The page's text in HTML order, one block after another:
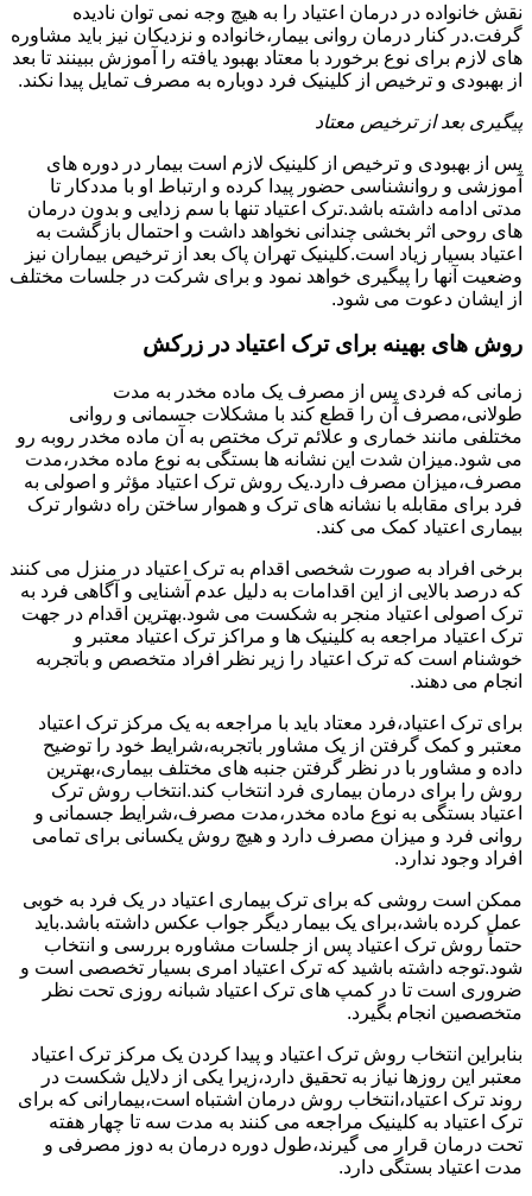
نقش خانواده در درمان اعتیاد را به هیچ وجه نمی توان نادیده
گرفت.در کنار درمان روانی بیمار،خانواده و نزدیکان نیز باید مشاوره
های لازم برای نوع برخورد با معتاد بهبود یافته را آموزش ببینند تا بعد
از بهبودی و ترخیص از کلینیک فرد دوباره به مصرف تمایل پیدا نکند.
پیگیری بعد از ترخیص معتاد
پس از بهبودی و ترخیص از کلینیک لازم است بیمار در دوره های
آموزشی و روانشناسی حضور پیدا کرده و ارتباط او با مددکار تا
مدتی ادامه داشته باشد.ترک اعتیاد تنها با سم زدایی و بدون درمان
های روحی اثر بخشی چندانی نخواهد داشت و احتمال بازگشت به
اعتیاد بسیار زیاد است.کلینیک تهران پاک بعد از ترخیص بیماران نیز
وضعیت آنها را پیگیری خواهد نمود و برای شرکت در جلسات مختلف
از ایشان دعوت می شود.
روش های بهینه برای ترک اعتیاد در زرکش
زمانی که فردی پس از مصرف یک ماده مخدر به مدت
طولانی،مصرف آن را قطع کند با مشکلات جسمانی و روانی
مختلفی مانند خماری و علائم ترک مختص به آن ماده مخدر روبه رو
می شود.میزان شدت این نشانه ها بستگی به نوع ماده مخدر،مدت
مصرف،میزان مصرف دارد.یک روش ترک اعتیاد مؤثر و اصولی به
فرد برای مقابله با نشانه های ترک و هموار ساختن راه دشوار ترک
بیماری اعتیاد کمک می کند.
برخی افراد به صورت شخصی اقدام به ترک اعتیاد در منزل می کنند
که درصد بالایی از این اقدامات به دلیل عدم آشنایی و آگاهی فرد به
ترک اصولی اعتیاد منجر به شکست می شود.بهترین اقدام در جهت
ترک اعتیاد مراجعه به کلینیک ها و مراکز ترک اعتیاد معتبر و
خوشنام است که ترک اعتیاد را زیر نظر افراد متخصص و باتجربه
انجام می دهند.
برای ترک اعتیاد،فرد معتاد باید با مراجعه به یک مرکز ترک اعتیاد
معتبر و کمک گرفتن از یک مشاور باتجربه،شرایط خود را توضیح
داده و مشاور با در نظر گرفتن جنبه های مختلف بیماری،بهترین
روش را برای درمان بیماری فرد انتخاب کند.انتخاب روش ترک
اعتیاد بستگی به نوع ماده مخدر،مدت مصرف،شرایط جسمانی و
روانی فرد و میزان مصرف دارد و هیچ روش یکسانی برای تمامی
افراد وجود ندارد.
ممکن است روشی که برای ترک بیماری اعتیاد در یک فرد به خوبی
عمل کرده باشد،برای یک بیمار دیگر جواب عکس داشته باشد.باید
حتماً روش ترک اعتیاد پس از جلسات مشاوره بررسی و انتخاب
شود.توجه داشته باشید که ترک اعتیاد امری بسیار تخصصی است و
ضروری است تا در کمپ های ترک اعتیاد شبانه روزی تحت نظر
متخصصین انجام بگیرد.
بنابراین انتخاب روش ترک اعتیاد و پیدا کردن یک مرکز ترک اعتیاد
معتبر این روزها نیاز به تحقیق دارد،زیرا یکی از دلایل شکست در
روند ترک اعتیاد،انتخاب روش درمان اشتباه است،بیمارانی که برای
ترک اعتیاد به کلینیک مراجعه می کنند به مدت سه تا چهار هفته
تحت درمان قرار می گیرند،طول دوره درمان به دوز مصرفی و
مدت اعتیاد بستگی دارد.